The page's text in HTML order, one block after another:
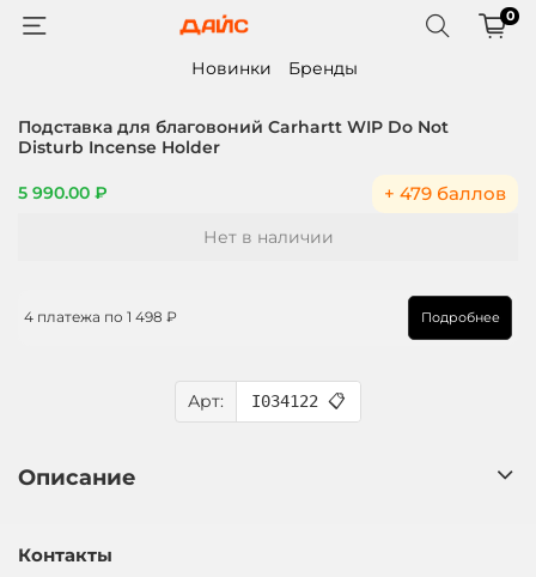
0
Новинки Бренды
Подставка для благовоний Carhartt WIP Do Not
Disturb Incense Holder
5 990.00 ₽ + 479 баллов
Арт: I034122 📋
Нет в наличии
4 платежа по 1 498 ₽ Подробнее
Описание
Контакты